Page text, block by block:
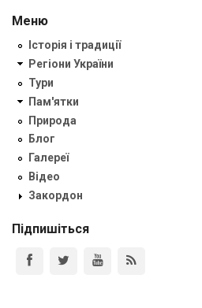
Меню
Історія і традиції
Регіони України
Тури
Пам'ятки
Природа
Блог
Галереї
Відео
Закордон
Підпишіться